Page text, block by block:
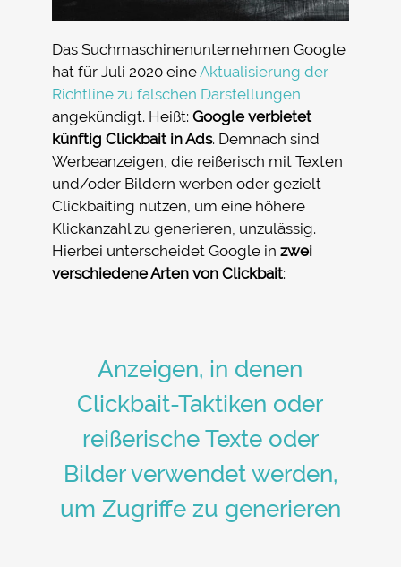
Das Suchmaschinenunternehmen Google
hat für Juli 2020 eineAktualisierung der
Richtline zu falschen Darstellungen
angekündigt. Heißt:Google verbietet
künftig Clickbait in Ads. Demnach sind
Werbeanzeigen, die reißerisch mit Texten
und/oder Bildern werben oder gezielt
Clickbaiting nutzen, um eine höhere
Klickanzahl zu generieren, unzulässig.
Hierbei unterscheidet Google inzwei
verschiedene Arten von Clickbait:
Anzeigen, in denen
Clickbait-Taktiken oder
reißerische Texte oder
Bilder verwendet werden,
um Zugriffe zu generieren